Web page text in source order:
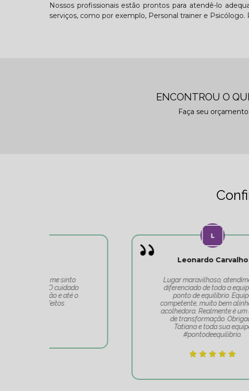
Nossos profissionais estão prontos para atendê-lo
serviços, como por exemplo, Personal trainer e Psicólogo.
ENCONTROU O
Faça seu
Lugar maravilhoso, atendimento
diferenciado de toda a equipe do
ponto de equilíbrio. Equipe
competente, muito bem alinhada e
acolhedora. Realmente é um lugar
de transformação. Obrigado
Tatiana e toda sua equipe